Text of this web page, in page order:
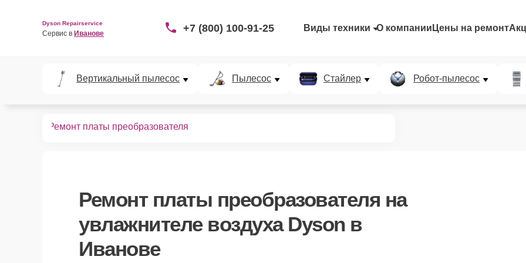
Dyson Repairservice
Сервис в Иванове +7 (800) 100-91-25 Виды техники О компании Цены на ремонт
Вертикальный пылесос Пылесос Стайлер Робот-пылесос
Ремонт платы преобразователя
Ремонт платы преобразователя на
увлажнителе воздуха Dyson в
Иванове